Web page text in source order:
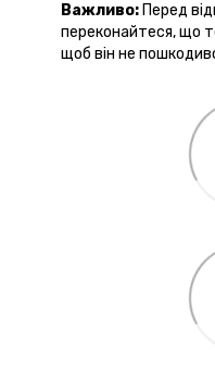
Важливо: Перед
переконайтеся, що
щоб він не